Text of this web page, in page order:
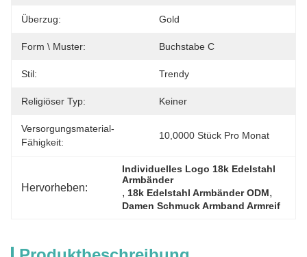
Überzug: Gold
Form \ Muster: Buchstabe C
Stil: Trendy
Religiöser Typ: Keiner
Versorgungsmaterial-
Fähigkeit:
10,0000 Stück Pro Monat
Hervorheben:
Individuelles Logo 18k Edelstahl
Armbänder
, 18k Edelstahl Armbänder ODM,
Damen Schmuck Armband Armreif